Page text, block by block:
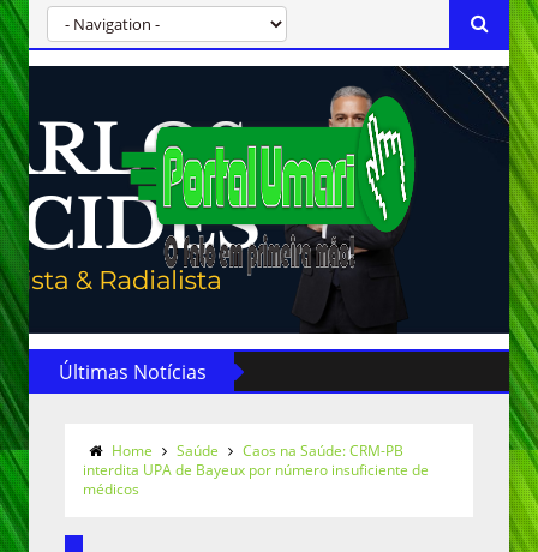
Últimas Notícias
Home Saúde
Caos na Saúde: CRM-PB
interdita UPA de Bayeux por número insuficiente de
médicos